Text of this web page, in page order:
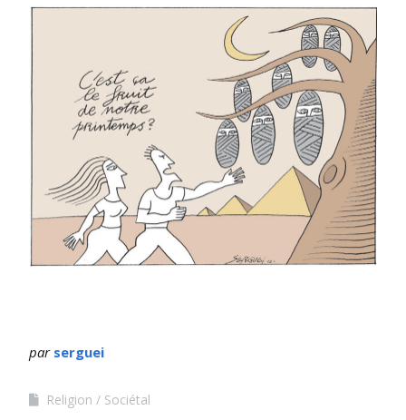
par serguei
Religion Sociétal